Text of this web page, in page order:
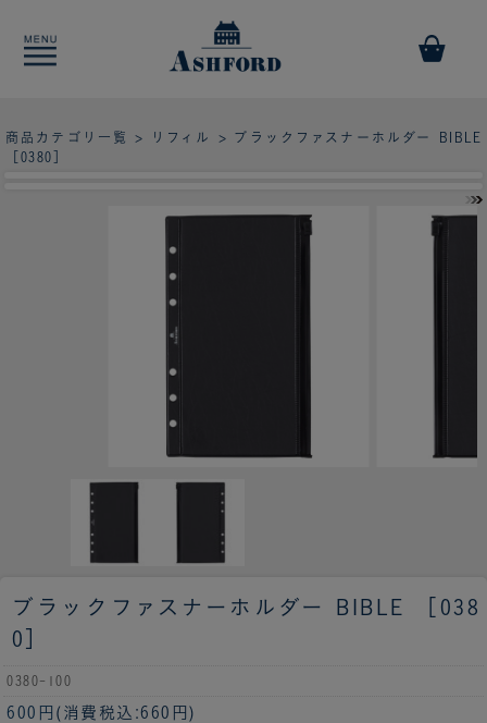
商品カテゴリ一覧 > リフィル
> ブラックファスナーホルダー BIBLE
［0380］
ブラックファスナーホルダー BIBLE ［038
0］
0380-100
600円 (消費税込:660円)